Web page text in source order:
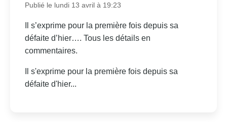
Publié le lundi 13 avril à 19:23
Il s’exprime pour la première fois depuis sa
défaite d’hier…. Tous les détails en
commentaires.
Il s'exprime pour la première fois depuis sa
défaite d'hier...